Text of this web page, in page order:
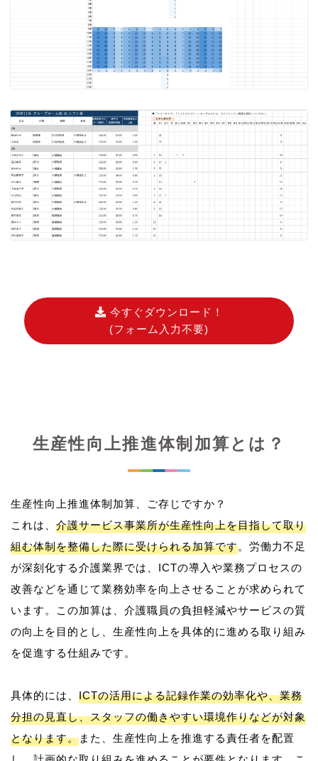
今すぐダウンロード！
(フォーム入力不要)
生産性向上推進体制加算とは？
生産性向上推進体制加算、ご存じですか？
これは、 介護サービス事業所が生産性向上を目指して取り
組む体制を整備した際に受けられる加算です。労働力不足
が深刻化する介護業界では、ICTの導入や業務プロセスの
改善などを通じて業務効率を向上させることが求められて
います。この加算は、介護職員の負担軽減やサービスの質
の向上を目的とし、生産性向上を具体的に進める取り組み
を促進する仕組みです。
具体的には、 ICTの活用による記録作業の効率化や、業務
分担の見直し、スタッフの働きやすい環境作りなどが対象
となります。また、生産性向上を推進する責任者を配置